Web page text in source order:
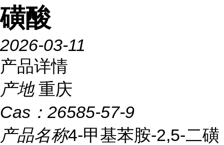
磺酸
2026-03-11
产品详情
产地 重庆
Cas： 26585-57-9
产品名称4-甲基苯胺-2,5-二磺